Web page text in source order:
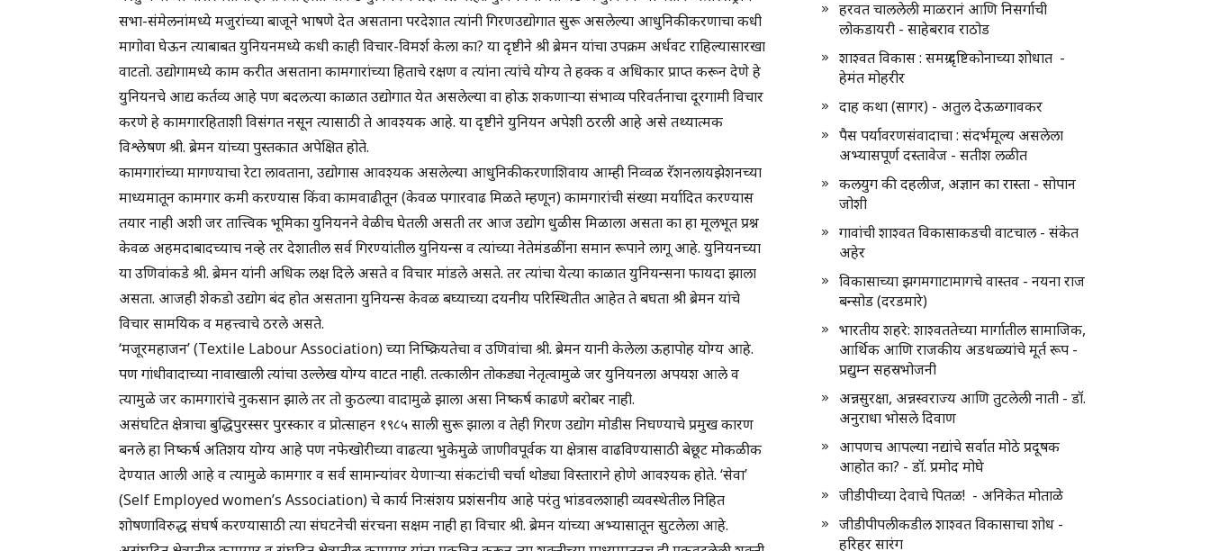
सभा-संमेलनांमध्ये मजुरांच्या बाजूने भाषणे देत असताना परदेशात त्यांनी गिरणउद्योगात सुरू असलेल्या आधुनिकीकरणाचा कधी
मागोवा घेऊन त्याबाबत युनियनमध्ये कधी काही विचार-विमर्श केला का? या दृष्टीने श्री ब्रेमन यांचा उपक्रम अर्धवट राहिल्यासारखा
वाटतो. उद्योगामध्ये काम करीत असताना कामगारांच्या हिताचे रक्षण व त्यांना त्यांचे योग्य ते हक्क व अधिकार प्राप्त करून देणे हे
युनियनचे आद्य कर्तव्य आहे पण बदलत्या काळात उद्योगात येत असलेल्या वा होऊ शकणाऱ्या संभाव्य परिवर्तनाचा दूरगामी विचार
करणे हे कामगारहिताशी विसंगत नसून त्यासाठी ते आवश्यक आहे. या दृष्टीने युनियन अपेशी ठरली आहे असे तथ्यात्मक
विश्लेषण श्री. ब्रेमन यांच्या पुस्तकात अपेक्षित होते.
कामगारांच्या मागण्याचा रेटा लावताना, उद्योगास आवश्यक असलेल्या आधुनिकीकरणाशिवाय आम्ही निव्वळ रॅशनलायझेशनच्या
माध्यमातून कामगार कमी करण्यास किंवा कामवाढीतून (केवळ पगारवाढ मिळते म्हणून) कामगारांची संख्या मर्यादित करण्यास
तयार नाही अशी जर तात्त्विक भूमिका युनियनने वेळीच घेतली असती तर आज उद्योग धुळीस मिळाला असता का हा मूलभूत प्रश्न
केवळ अहमदाबादच्याच नव्हे तर देशातील सर्व गिरण्यांतील युनियन्स व त्यांच्या नेतेमंडळींना समान रूपाने लागू आहे. युनियनच्या
या उणिवांकडे श्री. ब्रेमन यांनी अधिक लक्ष दिले असते व विचार मांडले असते. तर त्यांचा येत्या काळात युनियन्सना फायदा झाला
असता. आजही शेकडो उद्योग बंद होत असताना युनियन्स केवळ बघ्याच्या दयनीय परिस्थितीत आहेत ते बघता श्री ब्रेमन यांचे
विचार सामयिक व महत्त्वाचे ठरले असते.
‘मजूरमहाजन’ (Textile Labour Association) च्या निष्क्रियतेचा व उणिवांचा श्री. ब्रेमन यानी केलेला ऊहापोह योग्य आहे.
पण गांधीवादाच्या नावाखाली त्यांचा उल्लेख योग्य वाटत नाही. तत्कालीन तोकड्या नेतृत्वामुळे जर युनियनला अपयश आले व
त्यामुळे जर कामगारांचे नुकसान झाले तर तो कुठल्या वादामुळे झाला असा निष्कर्ष काढणे बरोबर नाही.
असंघटित क्षेत्राचा बुद्धिपुरस्सर पुरस्कार व प्रोत्साहन १९८५ साली सुरू झाला व तेही गिरण उद्योग मोडीस निघण्याचे प्रमुख कारण
बनले हा निष्कर्ष अतिशय योग्य आहे पण नफेखोरीच्या वाढत्या भुकेमुळे जाणीवपूर्वक या क्षेत्रास वाढविण्यासाठी बेछूट मोकळीक
देण्यात आली आहे व त्यामुळे कामगार व सर्व सामान्यांवर येणाऱ्या संकटांची चर्चा थोड्या विस्ताराने होणे आवश्यक होते. ‘सेवा’
(Self Employed women’s Association) चे कार्य निःसंशय प्रशंसनीय आहे परंतु भांडवलशाही व्यवस्थेतील निहित
शोषणाविरुद्ध संघर्ष करण्यासाठी त्या संघटनेची संरचना सक्षम नाही हा विचार श्री. ब्रेमन यांच्या अभ्यासातून सुटलेला आहे.
हरवत चाललेली माळरानं आणि निसर्गाची
लोकडायरी - साहेबराव राठोड
शाश्वत विकास : समग्र दृष्टिकोनाच्या शोधात -
हेमंत मोहरीर
दाह कथा (सागर) - अतुल देऊळगावकर
पैस पर्यावरणसंवादाचा : संदर्भमूल्य असलेला
अभ्यासपूर्ण दस्तावेज - सतीश लळीत
कलयुग की दहलीज, अज्ञान का रास्ता - सोपान
जोशी
गावांची शाश्वत विकासाकडची वाटचाल - संकेत
अहेर
विकासाच्या झगमगाटामागचे वास्तव - नयना राज
बन्सोड (दरडमारे)
भारतीय शहरे: शाश्वततेच्या मार्गातील सामाजिक,
आर्थिक आणि राजकीय अडथळ्यांचे मूर्त रूप -
प्रद्युम्न सहस्रभोजनी
अन्नसुरक्षा, अन्नस्वराज्य आणि तुटलेली नाती - डॉ.
अनुराधा भोसले दिवाण
आपणच आपल्या नद्यांचे सर्वात मोठे प्रदूषक
आहोत का? - डॉ. प्रमोद मोघे
जीडीपीच्या देवाचे पितळ! - अनिकेत मोताळे
जीडीपीपलीकडील शाश्वत विकासाचा शोध -
हरिहर सारंग